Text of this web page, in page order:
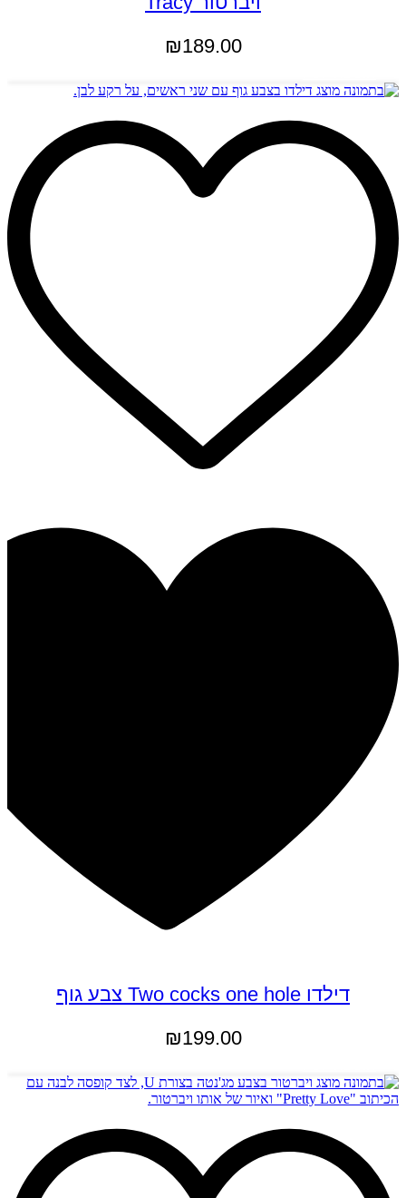
₪189.00
דילדו Two cocks one hole צבע גוף
₪199.00